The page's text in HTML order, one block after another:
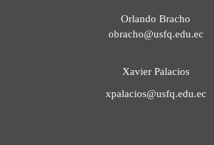
Orlando Bracho
obracho@usfq.edu.ec
Xavier Palacios
xpalacios@usfq.edu.ec